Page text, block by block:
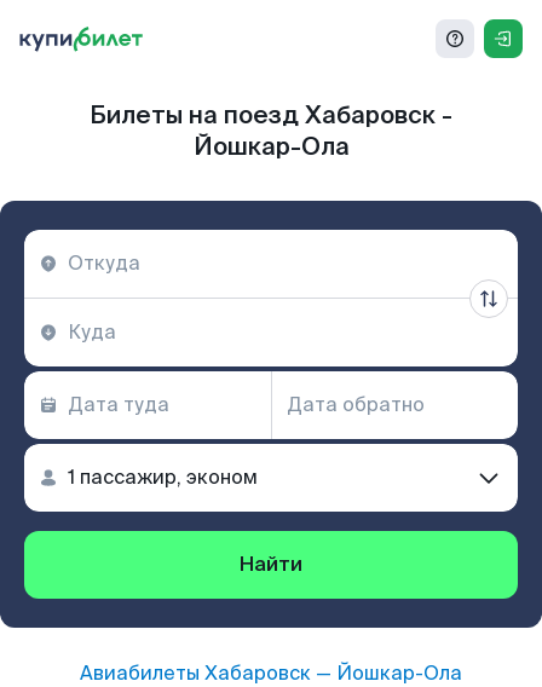
Билеты на поезд Хабаровск -
Йошкар-Ола
Найти
Авиабилеты Хабаровск — Йошкар-Ола